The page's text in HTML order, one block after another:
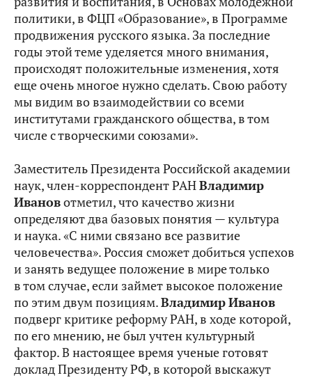
политики, в ФЦП «Образование», в Программе
продвижения русского языка. За последние
годы этой теме уделяется много внимания,
происходят положительные изменения, хотя
еще очень многое нужно сделать. Свою работу
мы видим во взаимодействии со всеми
институтами гражданского общества, в том
числе с творческими союзами».
Заместитель Президента Российской академии
наук, член-корреспондент РАНВладимир
Ивановотметил, что качество жизни
определяют два базовых понятия — культура
и наука. «С ними связано все развитие
человечества». Россия сможет добиться успехов
и занять ведущее положение в мире только
в том случае, если займет высокое положение
по этим двум позициям.ВладимирИванов
подверг критике реформу РАН, в ходе которой,
по его мнению, не был учтен культурный
фактор. В настоящее время ученые готовят
доклад Президенту РФ, в которой выскажут